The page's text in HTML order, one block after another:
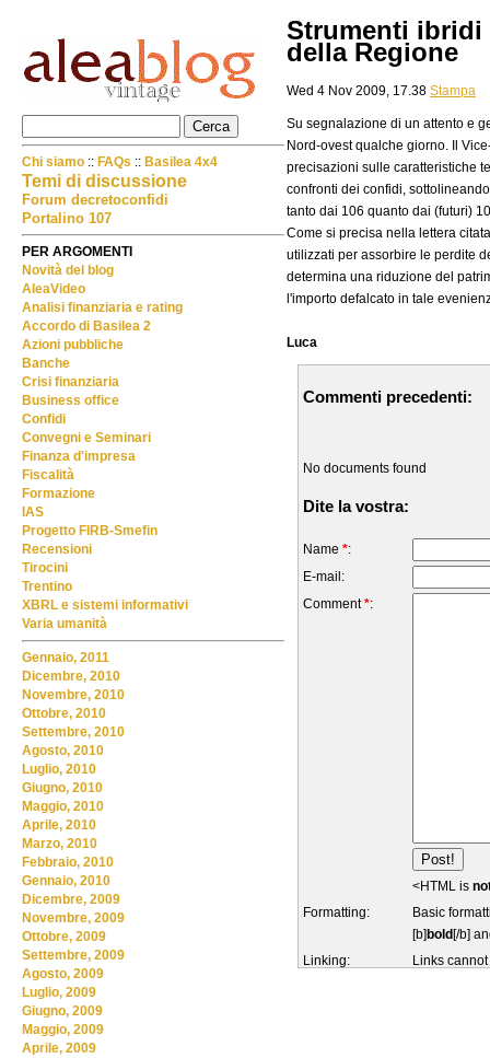
Strumenti ibridi
della Regione
Wed 4 Nov 2009, 17.38 Stampa
Su segnalazione di un attento e
Nord-ovest qualche giorno. Il
precisazioni sulle caratteristiche
confronti dei confidi,
tanto dai 106 quanto dai (futuri)
Come si precisa nella lettera
utilizzati per assorbire le perdite
determina una riduzione del
l'importo defalcato in tale
Luca
Commenti precedenti:
No documents found
Dite la vostra:
Name *:
E-mail:
Comment*:
<HTML is
Formatting:
Basic
[b] bold [/b]
Linking:
Links
Chi siamo :: FAQs :: Basilea 4x4
Temi di discussione
Forum decretoconfidi
Portalino 107
PER ARGOMENTI
Novità del blog
AleaVideo
Analisi finanziaria e rating
Accordo di Basilea 2
Azioni pubbliche
Banche
Crisi finanziaria
Business office
Confidi
Convegni e Seminari
Finanza d'impresa
Fiscalità
Formazione
IAS
Progetto FIRB-Smefin
Recensioni
Tirocini
Trentino
XBRL e sistemi informativi
Varia umanità
Gennaio, 2011
Dicembre, 2010
Novembre, 2010
Ottobre, 2010
Settembre, 2010
Agosto, 2010
Luglio, 2010
Giugno, 2010
Maggio, 2010
Aprile, 2010
Marzo, 2010
Febbraio, 2010
Gennaio, 2010
Dicembre, 2009
Novembre, 2009
Ottobre, 2009
Settembre, 2009
Agosto, 2009
Luglio, 2009
Giugno, 2009
Maggio, 2009
Aprile, 2009